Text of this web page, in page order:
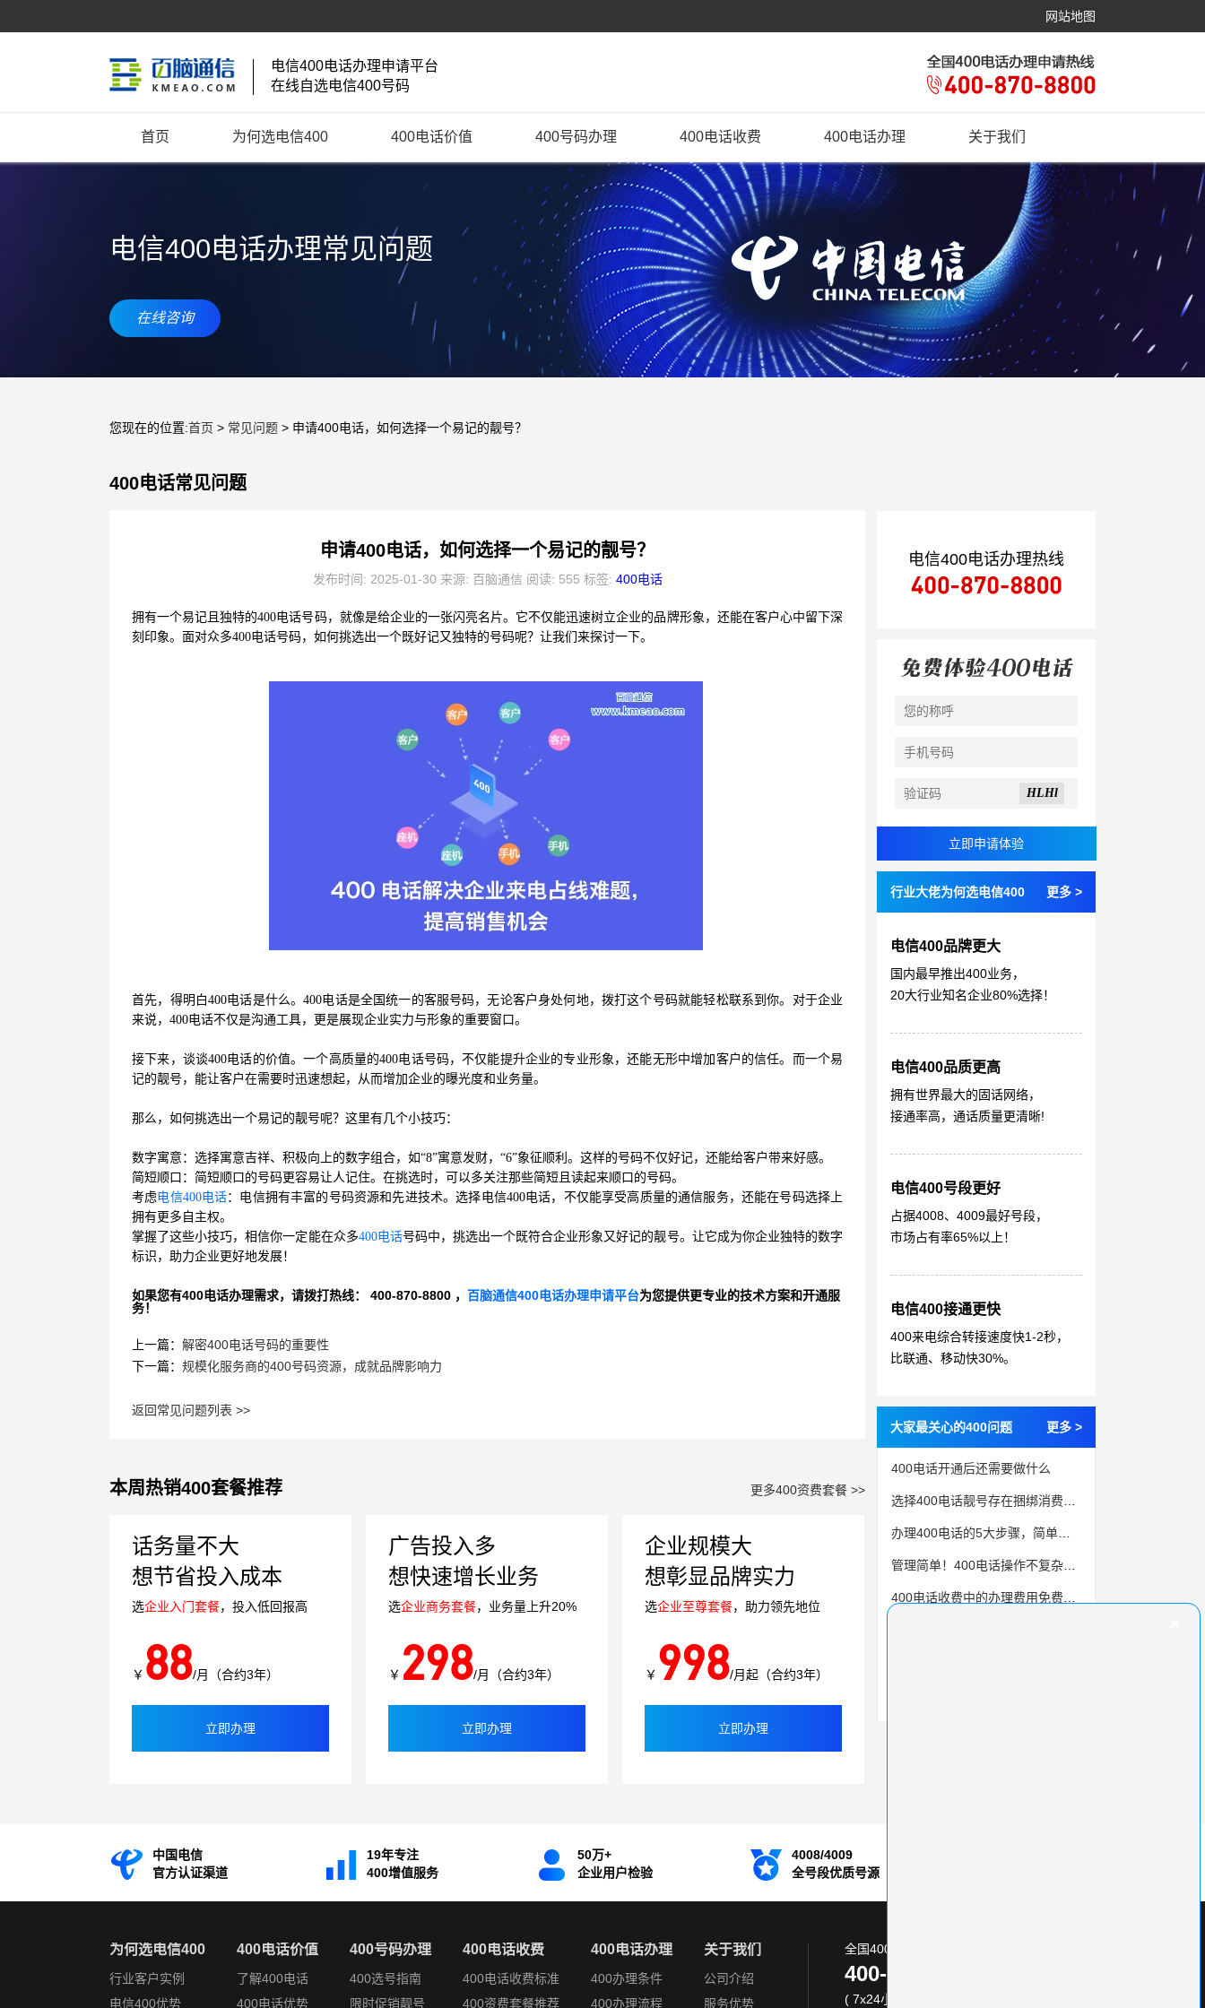
网站地图
电信400电话办理申请平台
在线自选电信400号码
首页 为何选电信400 400电话价值 400号码办理 400电话收费 400电话办理 关于我们
电信400电话办理常见问题
在线咨询
您现在的位置:首页 > 常见问题 > 申请400电话，如何选择一个易记的靓号？
400电话常见问题
申请400电话，如何选择一个易记的靓号？
发布时间: 2025-01-30 来源: 百脑通信 阅读: 555 标签: 400电话
拥有一个易记且独特的400电话号码，就像是给企业的一张闪亮名片。它不仅能迅速树立企业的品牌形象，还能在客户心中留下深
刻印象。面对众多400电话号码，如何挑选出一个既好记又独特的号码呢？让我们来探讨一下。
首先，得明白400电话是什么。400电话是全国统一的客服号码，无论客户身处何地，拨打这个号码就能轻松联系到你。对于企业
来说，400电话不仅是沟通工具，更是展现企业实力与形象的重要窗口。
接下来，谈谈400电话的价值。一个高质量的400电话号码，不仅能提升企业的专业形象，还能无形中增加客户的信任。而一个易
记的靓号，能让客户在需要时迅速想起，从而增加企业的曝光度和业务量。
那么，如何挑选出一个易记的靓号呢？这里有几个小技巧：
数字寓意：选择寓意吉祥、积极向上的数字组合，如“8”寓意发财，“6”象征顺利。这样的号码不仅好记，还能给客户带来好感。
简短顺口：简短顺口的号码更容易让人记住。在挑选时，可以多关注那些简短且读起来顺口的号码。
考虑电信400电话：电信拥有丰富的号码资源和先进技术。选择电信400电话，不仅能享受高质量的通信服务，还能在号码选择上
拥有更多自主权。
掌握了这些小技巧，相信你一定能在众多400电话号码中，挑选出一个既符合企业形象又好记的靓号。让它成为你企业独特的数字
标识，助力企业更好地发展！
如果您有400电话办理需求，请拨打热线： 400-870-8800 ， 百脑通信400电话办理申请平台为您提供更专业的技术方案和开通服
务！
上一篇： 解密400电话号码的重要性
下一篇： 规模化服务商的400号码资源，成就品牌影响力
返回常见问题列表 >>
本周热销400套餐推荐 更多400资费套餐 >>
话务量不大
想节省投入成本
选企业入门套餐，投入低回报高
￥ 88/月（合约3年）
立即办理
广告投入多
想快速增长业务
选企业商务套餐，业务量上升20%
￥ 298/月（合约3年）
立即办理
企业规模大
想彰显品牌实力
选企业至尊套餐，助力领先地位
￥ 998/月起（合约3年）
立即办理
电信400电话办理热线
HLHl
行业大佬为何选电信400 更多 >
电信400品牌更大
国内最早推出400业务，
20大行业知名企业80%选择！
电信400品质更高
拥有世界最大的固话网络，
接通率高，通话质量更清晰!
电信400号段更好
占据4008、4009最好号段，
市场占有率65%以上！
电信400接通更快
400来电综合转接速度快1-2秒，
比联通、移动快30%。
大家最关心的400问题 更多 >
400电话开通后还需要做什么
中国电信
官方认证渠道
19年专注
400增值服务
50万+
企业用户检验
4008/4009
全号段优质号源
为何选电信400
行业客户实例
电信400优势
400电话价值
了解400电话
400电话优势
400号码办理
400选号指南
限时促销靓号
400电话收费
400电话收费标准
400资费套餐推荐
400电话办理
400办理条件
400办理流程
关于我们
公司介绍
服务优势
全国400电话服务热线:
400-870-8800
( 7x24小时 )